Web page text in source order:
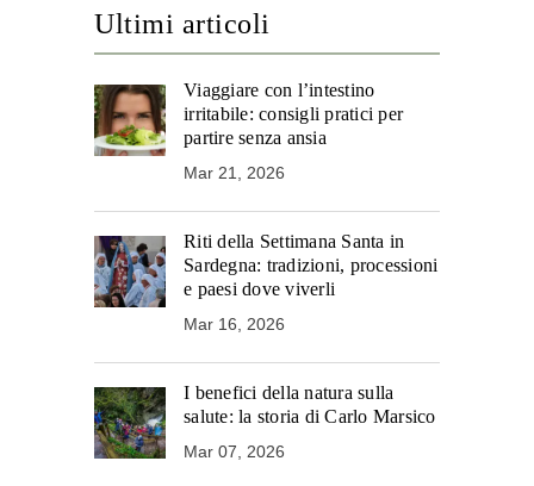
Ultimi articoli
Viaggiare con l’intestino
irritabile: consigli pratici per
partire senza ansia
Mar 21, 2026
Riti della Settimana Santa in
Sardegna: tradizioni, processioni
e paesi dove viverli
Mar 16, 2026
I benefici della natura sulla
salute: la storia di Carlo Marsico
Mar 07, 2026